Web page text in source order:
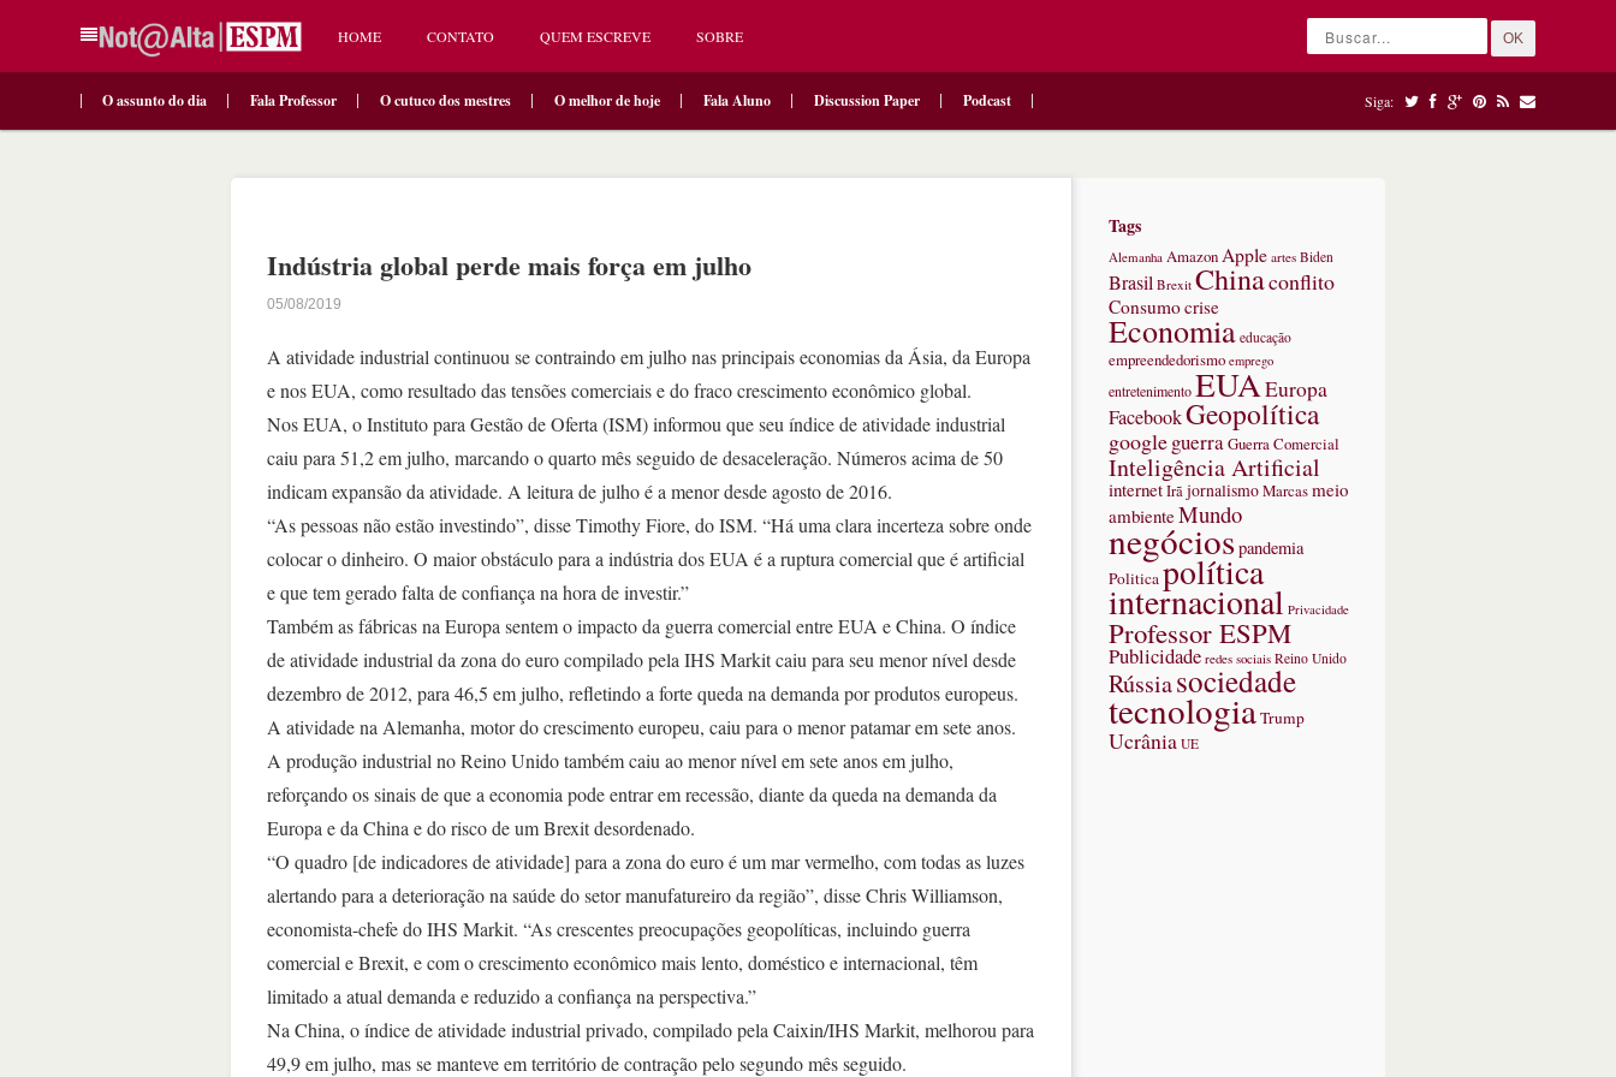
HOME CONTATO QUEM ESCREVE SOBRE OK
O assunto do dia Fala Professor O cutuco dos mestres O melhor de hoje Fala Aluno Discussion Paper Podcast Siga:
Indústria global perde mais força em julho
05/08/2019
A atividade industrial continuou se contraindo em julho nas principais economias da Ásia, da Europa
e nos EUA, como resultado das tensões comerciais e do fraco crescimento econômico global.
Nos EUA, o Instituto para Gestão de Oferta (ISM) informou que seu índice de atividade industrial
caiu para 51,2 em julho, marcando o quarto mês seguido de desaceleração. Números acima de 50
indicam expansão da atividade. A leitura de julho é a menor desde agosto de 2016.
“As pessoas não estão investindo”, disse Timothy Fiore, do ISM. “Há uma clara incerteza sobre onde
colocar o dinheiro. O maior obstáculo para a indústria dos EUA é a ruptura comercial que é artificial
e que tem gerado falta de confiança na hora de investir.”
Também as fábricas na Europa sentem o impacto da guerra comercial entre EUA e China. O índice
de atividade industrial da zona do euro compilado pela IHS Markit caiu para seu menor nível desde
dezembro de 2012, para 46,5 em julho, refletindo a forte queda na demanda por produtos europeus.
A atividade na Alemanha, motor do crescimento europeu, caiu para o menor patamar em sete anos.
A produção industrial no Reino Unido também caiu ao menor nível em sete anos em julho,
reforçando os sinais de que a economia pode entrar em recessão, diante da queda na demanda da
Europa e da China e do risco de um Brexit desordenado.
“O quadro [de indicadores de atividade] para a zona do euro é um mar vermelho, com todas as luzes
alertando para a deterioração na saúde do setor manufatureiro da região”, disse Chris Williamson,
economista-chefe do IHS Markit. “As crescentes preocupações geopolíticas, incluindo guerra
comercial e Brexit, e com o crescimento econômico mais lento, doméstico e internacional, têm
limitado a atual demanda e reduzido a confiança na perspectiva.”
Na China, o índice de atividade industrial privado, compilado pela Caixin/IHS Markit, melhorou para
49,9 em julho, mas se manteve em território de contração pelo segundo mês seguido.
Tags
Alemanha Amazon Apple artes Biden
Brasil Brexit Chinaconflito
Consumocrise
Economia educação
empreendedorismo emprego
entretenimentoEUAEuropa
FacebookGeopolítica
googleguerraGuerra Comercial
Inteligência Artificial
internetIrãjornalismoMarcasmeio
ambienteMundo
negóciospandemia
Politicapolítica
internacional Privacidade
Professor ESPM
Publicidade redes sociais Reino Unido
Rússiasociedade
tecnologiaTrump
Ucrânia UE